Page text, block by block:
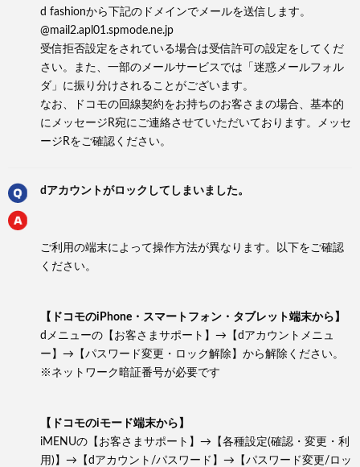
d fashionから下記のドメインでメールを送信します。
@mail2.apl01.spmode.ne.jp
受信拒否設定をされている場合は受信許可の設定をしてくだ
さい。また、一部のメールサービスでは「迷惑メールフォル
ダ」に振り分けされることがございます。
なお、ドコモの回線契約をお持ちのお客さまの場合、基本的
にメッセージR宛にご連絡させていただいております。メッセ
ージRをご確認ください。
dアカウントがロックしてしまいました。
ご利用の端末によって操作方法が異なります。以下をご確認
ください。
【ドコモのiPhone・スマートフォン・タブレット端末から】
dメニューの【お客さまサポート】→【dアカウントメニュ
ー】→【パスワード変更・ロック解除】から解除ください。
※ネットワーク暗証番号が必要です
【ドコモのiモード端末から】
iMENUの【お客さまサポート】→【各種設定(確認・変更・利
用)】→【dアカウント/パスワード】→【パスワード変更/ロッ